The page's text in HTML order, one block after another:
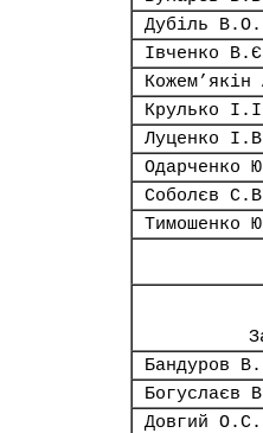
Дубіль В.О.
Івченко
Крулько
Луценко
Одарченко
Соболєв
Тимошенко
Бандуров
Богуслаєв
Довгий О.С.